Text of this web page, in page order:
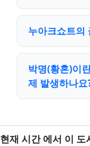
누아크쇼트의
박명(황혼)이
제 발생하나요
현재 시간 에서 이 도